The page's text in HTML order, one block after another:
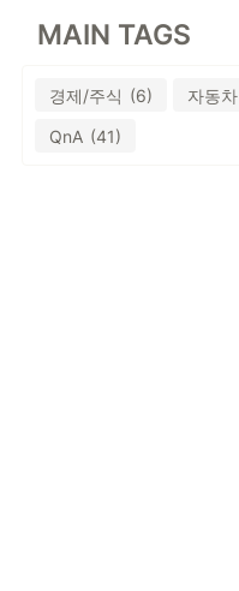
MAIN TAGS
경제/주식 (6) 자동차
QnA (41)